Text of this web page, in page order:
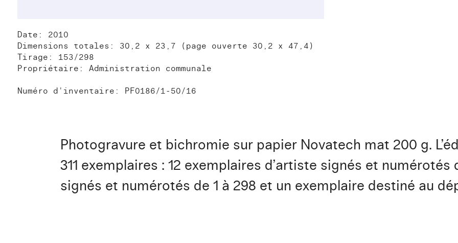
Date: 2010
Dimensions totales: 30,2 x 23,7 (page ouverte 30,2 x 47,4)
Tirage: 153/298
Propriétaire: Administration communale
Numéro d'inventaire: PF0186/1-50/16
Photogravure et bichromie sur papier Novatech mat 200 g.
311 exemplaires : 12 exemplaires d’artiste signés et numérotés
signés et numérotés de 1 à 298 et un exemplaire destiné au